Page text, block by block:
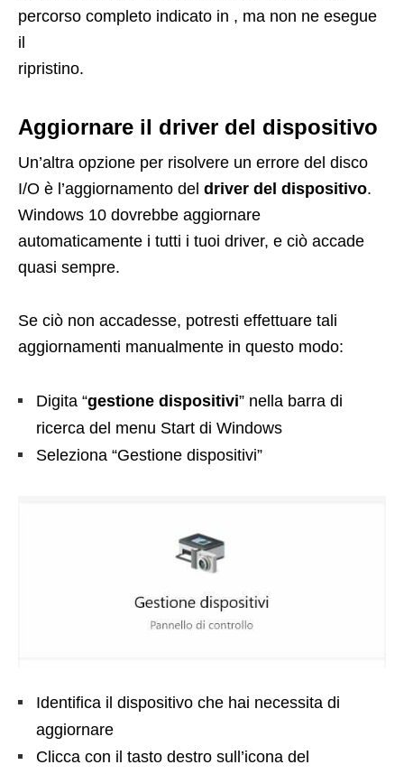
percorso completo indicato in , ma non ne esegue
il
ripristino.
Aggiornare il driver del dispositivo
Un’altra opzione per risolvere un errore del disco
I/O è l’aggiornamento del driver del dispositivo.
Windows 10 dovrebbe aggiornare
automaticamente i tutti i tuoi driver, e ciò accade
quasi sempre.
Se ciò non accadesse, potresti effettuare tali
aggiornamenti manualmente in questo modo:
Digita “gestione dispositivi” nella barra di
ricerca del menu Start di Windows
Seleziona “Gestione dispositivi”
Identifica il dispositivo che hai necessita di
aggiornare
Clicca con il tasto destro sull’icona del